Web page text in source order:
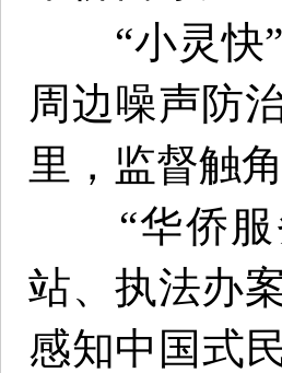
“小灵快”
周边噪声防
里，监督触
“华侨服
站、执法办
感知中国式